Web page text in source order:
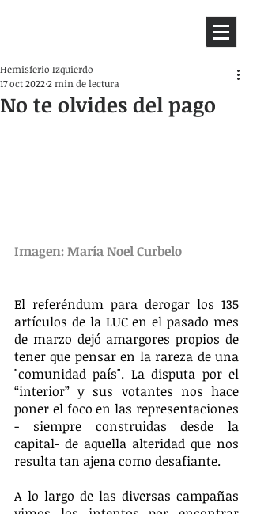
No te olvides del pago
Hemisferio Izquierdo
17 oct 20222 min de lectura
Imagen: María Noel Curbelo
El referéndum para derogar los 135
artículos de la LUC en el pasado mes
de marzo dejó amargores propios de
tener que pensar en la rareza de una
"comunidad país". La disputa por el
“interior” y sus votantes nos hace
poner el foco en las representaciones
- siempre construidas desde la
capital- de aquella alteridad que nos
resulta tan ajena como desafiante.
A lo largo de las diversas campañas